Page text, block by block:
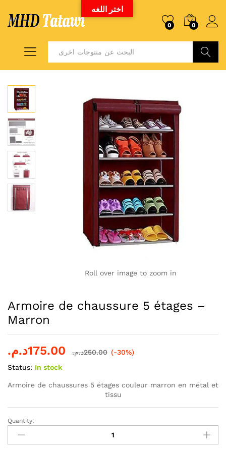
0 0
Roll over image to zoom in
Armoire de chaussure 5 étages –
Marron
175.00د.م. 250.00د.م.
(-30%)
Status: In stock
Armoire de chaussures 5 étages couleur marron en métal et
tissu
Armoire
chaussure
Quantity:
اختر اللغه